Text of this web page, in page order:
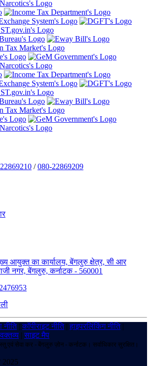
/080-22869209
आयुक्त का कार्यालय, बेंगलुरु क्षेत्र, सी आर
नगर, बेंगलुरु, कर्नाटक - 560001
नीति|कॉपीराइट नीति|हाइपरलिंकिंग नीति|
|साइट मैप
एवं सेवा कर - बेंगलुरु ज़ोन - कर्नाटक। सर्वाधिकार सुरक्षित।
2025